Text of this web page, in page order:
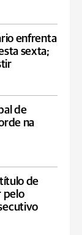
enfrenta
sexta;
de
na
de
pelo